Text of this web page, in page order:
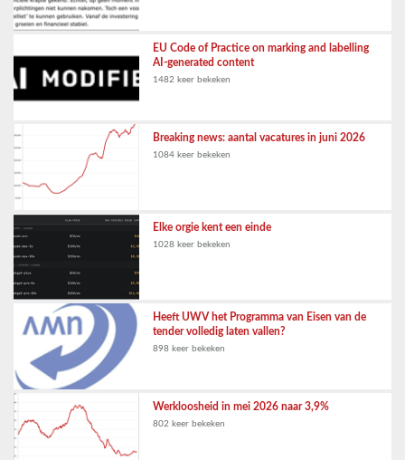
EU Code of Practice on marking and labelling
AI-generated content
1482 keer bekeken
Breaking news: aantal vacatures in juni 2026
1084 keer bekeken
Elke orgie kent een einde
1028 keer bekeken
Heeft UWV het Programma van Eisen van de
tender volledig laten vallen?
898 keer bekeken
Werkloosheid in mei 2026 naar 3,9%
802 keer bekeken